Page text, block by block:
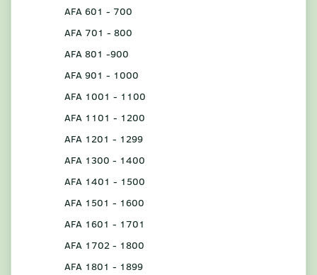
AFA 601 - 700
AFA 701 - 800
AFA 801 -900
AFA 901 - 1000
AFA 1001 - 1100
AFA 1101 - 1200
AFA 1201 - 1299
AFA 1300 - 1400
AFA 1401 - 1500
AFA 1501 - 1600
AFA 1601 - 1701
AFA 1702 - 1800
AFA 1801 - 1899